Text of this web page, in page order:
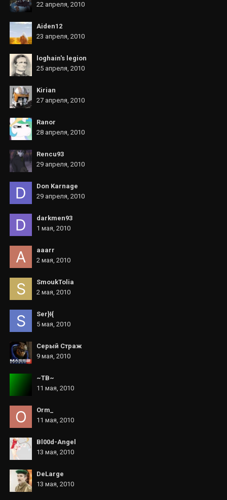
22 апреля, 2010
Aiden12
23 апреля, 2010
loghain's legion
25 апреля, 2010
Kirian
27 апреля, 2010
Ranor
28 апреля, 2010
Rencu93
29 апреля, 2010
Don Karnage
29 апреля, 2010
darkmen93
1 мая, 2010
aaarr
2 мая, 2010
SmoukTolia
2 мая, 2010
Ser}I{
5 мая, 2010
Серый Страж
9 мая, 2010
~TB~
11 мая, 2010
Orm_
11 мая, 2010
Bl00d-Angel
13 мая, 2010
DeLarge
13 мая, 2010